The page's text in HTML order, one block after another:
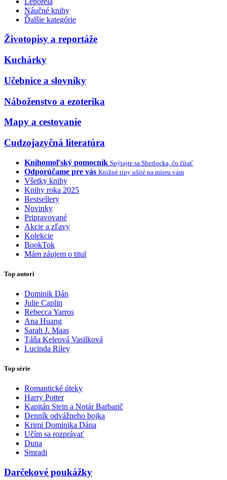
Náučné knihy
Ďalšie kategórie
Životopisy a reportáže
Kuchárky
Učebnice a slovníky
Náboženstvo a ezoterika
Mapy a cestovanie
Cudzojazyčná literatúra
Knihomoľský pomocník Spýtajte sa Sherlocka, čo čítať
Odporúčame pre vás Knižné tipy ušité na mieru vám
Všetky knihy
Knihy roka 2025
Bestsellery
Novinky
Pripravované
Akcie a zľavy
Kolekcie
BookTok
Mám záujem o titul
Top autori
Dominik Dán
Julie Caplin
Rebecca Yarros
Ana Huang
Sarah J. Maas
Táňa Keleová Vasilková
Lucinda Riley
Top série
Romantické úteky
Harry Potter
Kapitán Stein a Notár Barbarič
Denník odvážneho bojka
Krimi Dominika Dána
Učím sa rozprávať
Duna
Smradi
Darčekové poukážky